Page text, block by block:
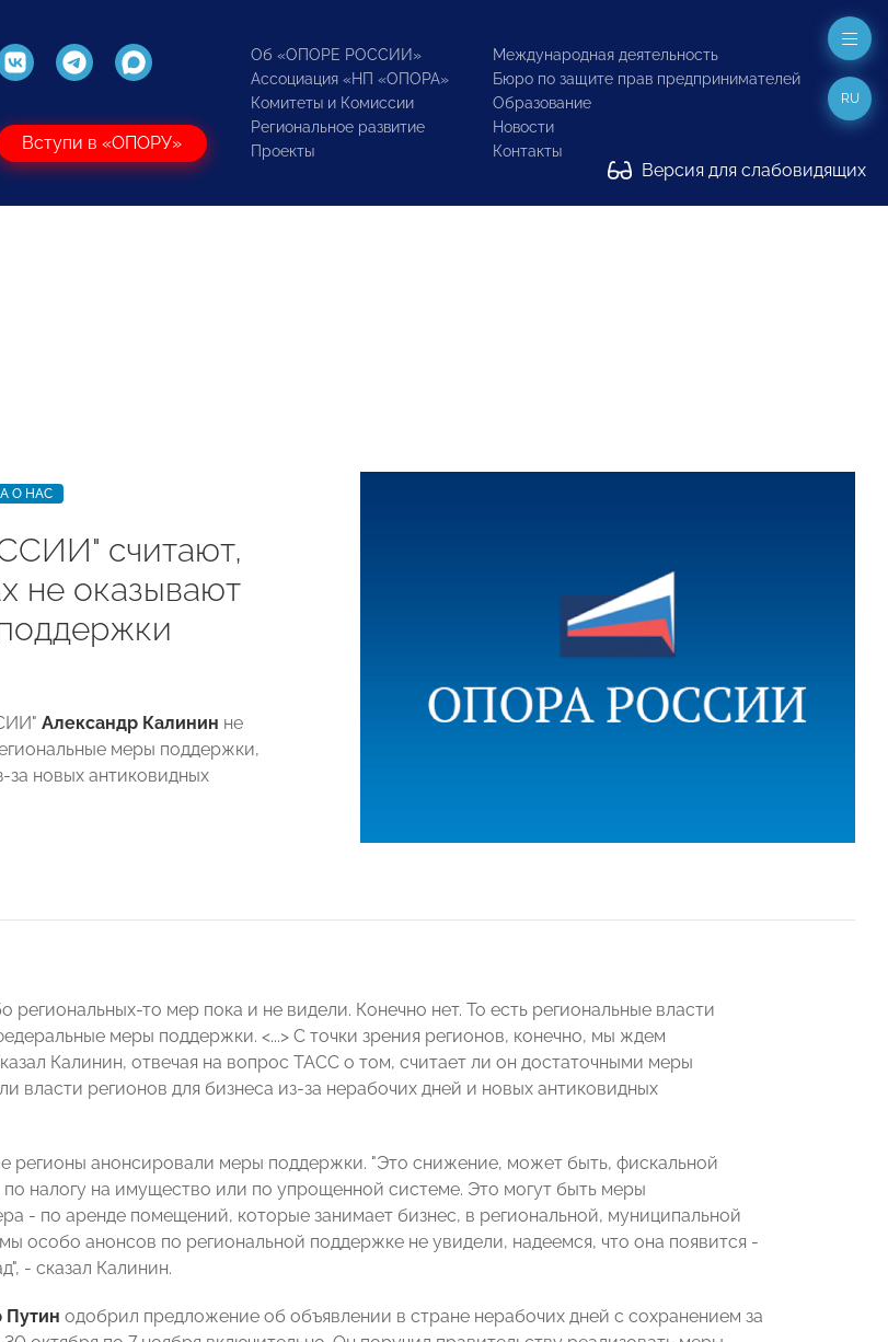
Вступи в «ОПОРУ»
Об «ОПОРЕ РОССИИ»
Ассоциация «НП «ОПОРА»
Комитеты и Комиссии
Региональное развитие
Проекты
Международная деятельность
Бюро по защите прав предпринимателей
Образование
Новости
Контакты
Версия для слабовидящих
RU
О НАС
считают,
не оказывают
Александр Калинин не
меры поддержки,
за новых антиковидных
региональных-то мер пока и не видели. Конечно нет. То есть региональные власти
меры поддержки. <...> С точки зрения регионов, конечно, мы ждем
Калинин, отвечая на вопрос ТАСС о том, считает ли он достаточными меры
власти регионов для бизнеса из-за нерабочих дней и новых антиковидных
регионы анонсировали меры поддержки. "Это снижение, может быть, фискальной
по налогу на имущество или по упрощенной системе. Это могут быть меры
- по аренде помещений, которые занимает бизнес, в региональной, муниципальной
особо анонсов по региональной поддержке не увидели, надеемся, что она появится -
- сказал Калинин.
Путин одобрил предложение об объявлении в стране нерабочих дней с сохранением за